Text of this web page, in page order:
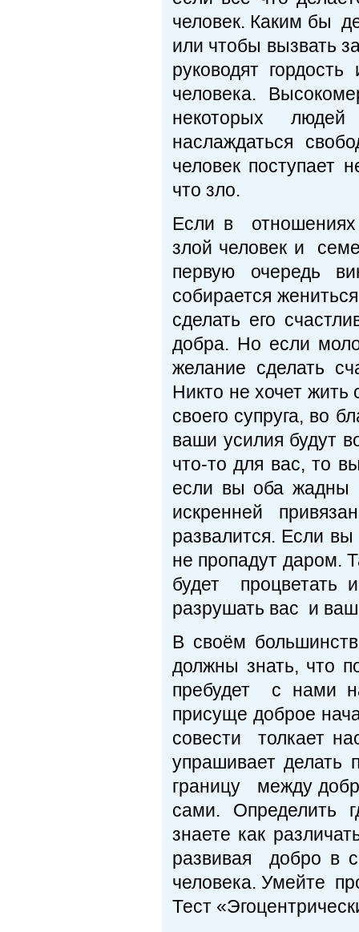
человек. Каким бы
или чтобы вызвать
руководят
человека.
некоторых людей
наслаждаться
человек поступает
что зло.
Если в отношениях
злой человек и
первую очередь
собирается
сделать его
добра. Но если
желание сделать
Никто не хочет
своего супруга, во
ваши усилия будут
что-то для вас, то
если вы оба жадны
искренней
развалится. Если
не пропадут даром.
будет процветать
разрушать вас и
В своём
должны знать, что
пребудет с нами
присуще доброе
совести толкает
упрашивает делать
границу между
сами. Определить
знаете как
развивая добро в
человека. Умейте
Тест